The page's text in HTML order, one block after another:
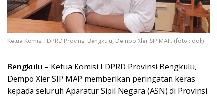
Ketua Komisi I DPRD Provinsi Bengkulu, Dempo Xler SIP MAP. (foto : dok)
Bengkulu – Ketua Komisi I DPRD Provinsi Bengkulu,
Dempo Xler SIP MAP memberikan peringatan keras
kepada seluruh Aparatur Sipil Negara (ASN) di Provinsi